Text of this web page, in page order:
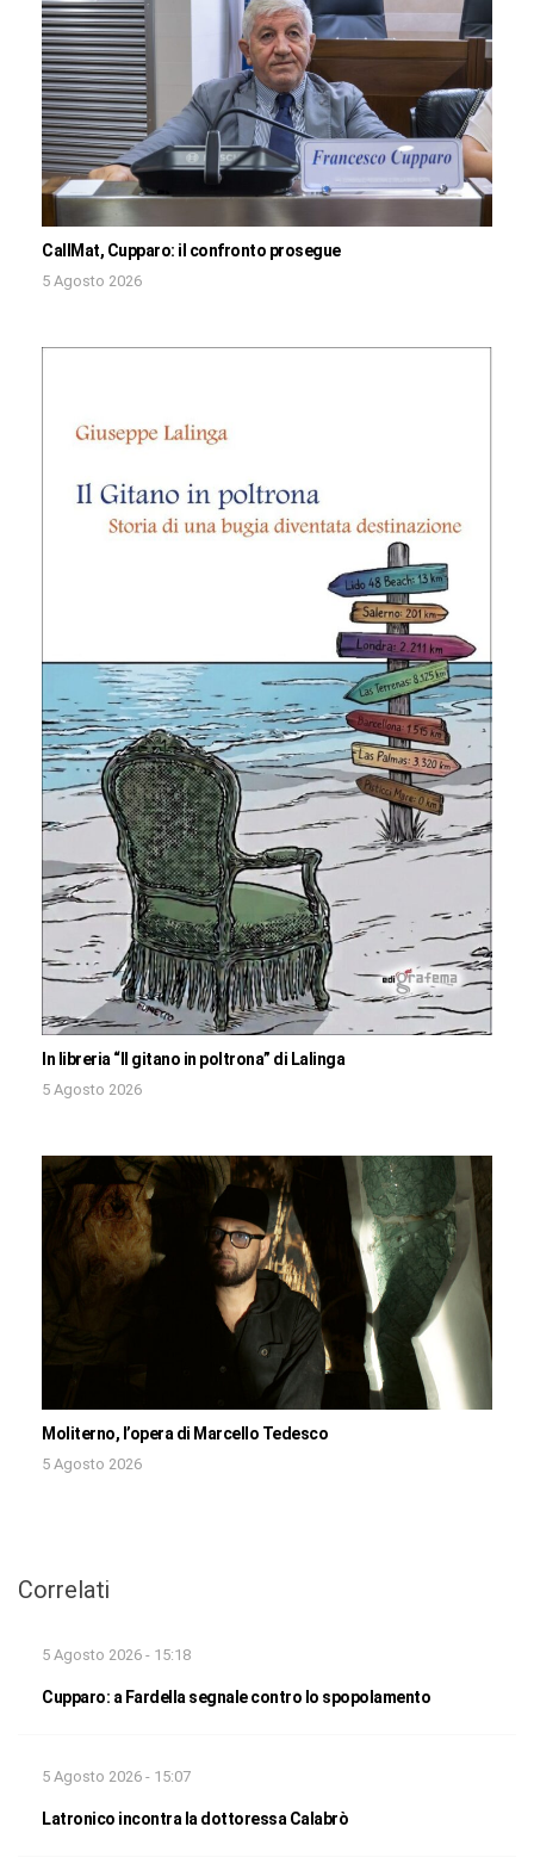
CallMat, Cupparo: il confronto prosegue
5 Agosto 2026
In libreria “Il gitano in poltrona” di Lalinga
5 Agosto 2026
Moliterno, l’opera di Marcello Tedesco
5 Agosto 2026
Correlati
5 Agosto 2026 - 15:18
Cupparo: a Fardella segnale contro lo spopolamento
5 Agosto 2026 - 15:07
Latronico incontra la dottoressa Calabrò